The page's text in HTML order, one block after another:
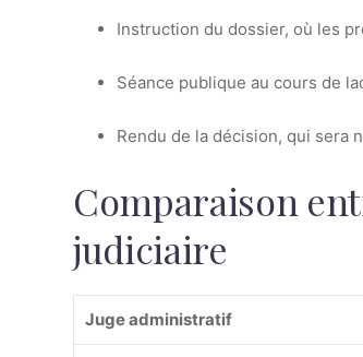
Instruction du dossier, où les
Séance publique au cours de
Rendu de la décision, qui sera
Comparaison
judiciaire
Juge administratif